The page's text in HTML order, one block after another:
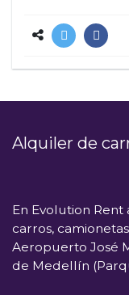
Alquiler de
En Evolution Rent
carros,
Aeropuerto José
de Medellín